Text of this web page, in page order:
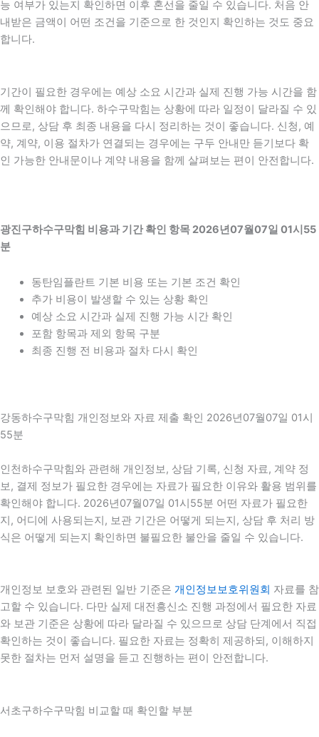
능 여부가 있는지 확인하면 이후 혼선을 줄일 수 있습니다. 처음 안
내받은 금액이 어떤 조건을 기준으로 한 것인지 확인하는 것도 중요
합니다.
기간이 필요한 경우에는 예상 소요 시간과 실제 진행 가능 시간을 함
께 확인해야 합니다. 하수구막힘는 상황에 따라 일정이 달라질 수 있
으므로, 상담 후 최종 내용을 다시 정리하는 것이 좋습니다. 신청, 예
약, 계약, 이용 절차가 연결되는 경우에는 구두 안내만 듣기보다 확
인 가능한 안내문이나 계약 내용을 함께 살펴보는 편이 안전합니다.
광진구하수구막힘 비용과 기간 확인 항목 2026년07월07일 01시55
분
동탄임플란트 기본 비용 또는 기본 조건 확인
추가 비용이 발생할 수 있는 상황 확인
예상 소요 시간과 실제 진행 가능 시간 확인
포함 항목과 제외 항목 구분
최종 진행 전 비용과 절차 다시 확인
강동하수구막힘 개인정보와 자료 제출 확인 2026년07월07일 01시
55분
인천하수구막힘와 관련해 개인정보, 상담 기록, 신청 자료, 계약 정
보, 결제 정보가 필요한 경우에는 자료가 필요한 이유와 활용 범위를
확인해야 합니다. 2026년07월07일 01시55분 어떤 자료가 필요한
지, 어디에 사용되는지, 보관 기간은 어떻게 되는지, 상담 후 처리 방
식은 어떻게 되는지 확인하면 불필요한 불안을 줄일 수 있습니다.
개인정보 보호와 관련된 일반 기준은 개인정보보호위원회 자료를 참
고할 수 있습니다. 다만 실제 대전흥신소 진행 과정에서 필요한 자료
와 보관 기준은 상황에 따라 달라질 수 있으므로 상담 단계에서 직접
확인하는 것이 좋습니다. 필요한 자료는 정확히 제공하되, 이해하지
못한 절차는 먼저 설명을 듣고 진행하는 편이 안전합니다.
서초구하수구막힘 비교할 때 확인할 부분